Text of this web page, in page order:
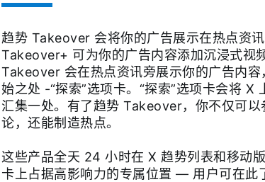
趋势 Takeover 会将你的广告展示在热点资
Takeover+ 可为你的广告内容添加沉浸式视
Takeover 会在热点资讯旁展示你的广告内容
始之处 -“探索”选项卡。“探索”选项卡会将 X
汇集一处。有了趋势 Takeover，你不仅可以
论，还能制造热点。
这些产品全天 24 小时在 X 趋势列表和移动
卡上占据高影响力的专属位置 — 用户可在此